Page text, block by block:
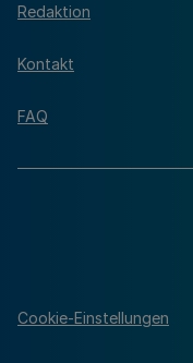
Redaktion
Kontakt
FAQ
Cookie-Einstellungen